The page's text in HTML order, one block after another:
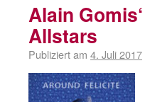
Alain
Allstars
Publiziert am 4. Juli 2017